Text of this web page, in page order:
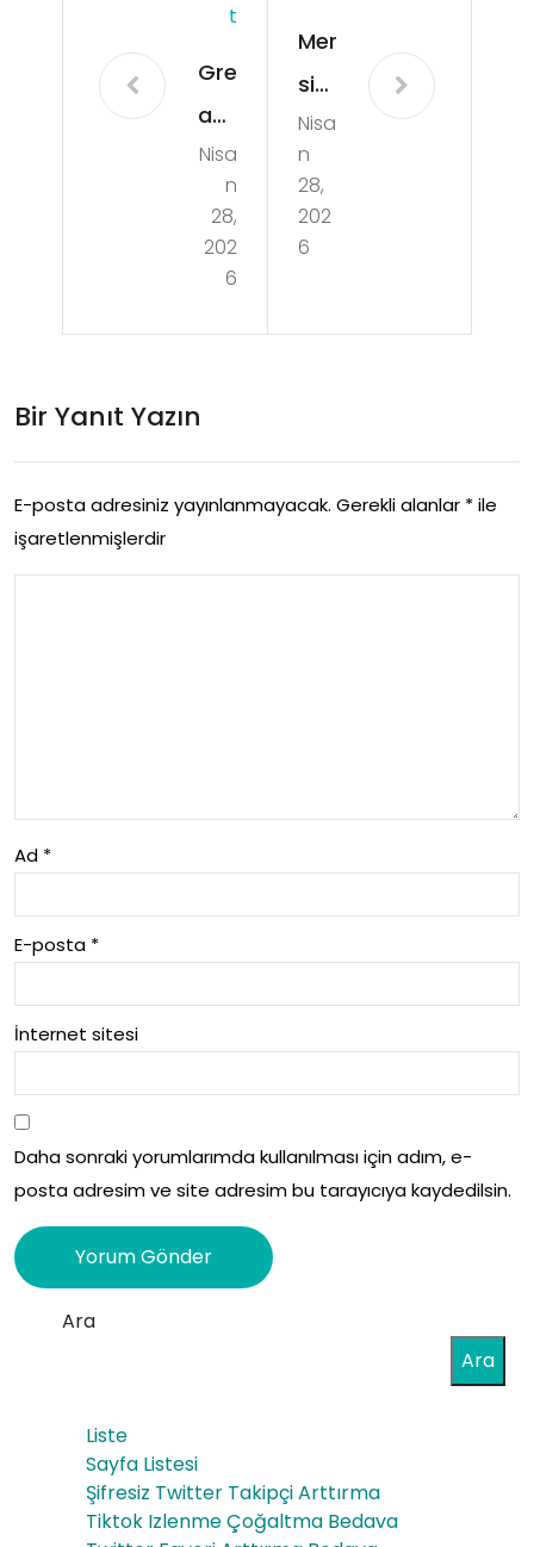
T
Gre
ase
pro
of
Pa
per
Bra
İde
as
Nisa
n
28,
202
6
Mer
sin
Gu
nlu
k
Kira
Suit
atl
ari
Nisa
n
28,
202
6
Bir Yanıt Yazın
E-posta adresiniz yayınlanmayacak. Gerekli alanlar *ile
işaretlenmişlerdir
Ad *
E-posta *
İnternet sitesi
Daha sonraki yorumlarımda kullanılması için adım, e-
posta adresim ve site adresim bu tarayıcıya kaydedilsin.
Ara
Ara
Liste
Sayfa Listesi
Şifresiz Twitter Takipçi Arttırma
Tiktok Izlenme Çoğaltma Bedava